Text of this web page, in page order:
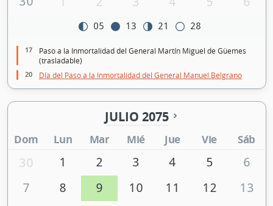
05 13 21 28
17
Paso a la Inmortalidad del General Martín Miguel de Güemes
(trasladable)
20 Día del Paso a la Inmortalidad del General Manuel Belgrano
JULIO 2075
Dom Lun Mar Mié Jue Vie Sáb
30 1 2 3 4 5
6
7
8 9 10 11 12
13